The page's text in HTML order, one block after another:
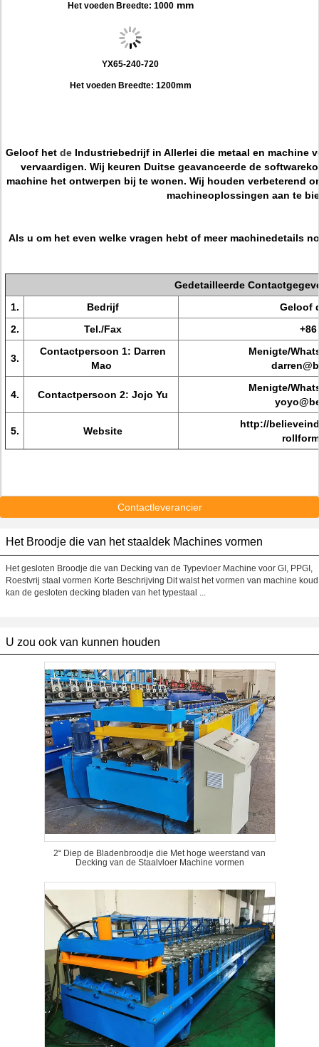
Het voeden Breedte: 1000mm
YX65-240-720
Het voeden Breedte: 1200mm
Geloof hetde Industriebedrijfin Allerlei die metaal en machine
vervaardigen. Wij keuren Duitse geavanceerde de
machine het ontwerpen bij te wonen. Wij houden verbeterend
machineoplossingen aan te
Als u om het even welke vragen hebt of meer machinedetails
Gedetailleerde
1.
Bedrijf
Geloof
2.
Tel./Fax
3.
Contactpersoon 1: Darren
Mao
Menigte/
4. Contactpersoon 2: Jojo Yu
Menigte/
5. Website
http://
Contactleverancier
Het Broodje die van het staaldek Machines vormen
Het gesloten Broodje die van Decking van de Typevloer Machine voor GI, PPGI,
Roestvrij staal vormen Korte Beschrijving Dit walst het vormen van machine koud
kan de gesloten decking bladen van het typestaal ...
U zou ook van kunnen houden
2“ Diep de Bladenbroodje die Met hoge weerstand van
Decking van de Staalvloer Machine vormen